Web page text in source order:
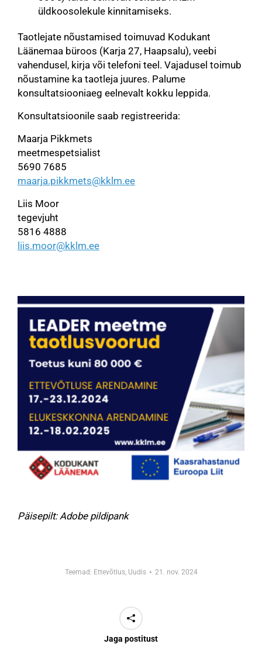
üldkoosolekule kinnitamiseks.
Taotlejate nõustamised toimuvad Kodukant
Läänemaa büroos (Karja 27, Haapsalu), veebi
vahendusel, kirja või telefoni teel. Vajadusel toimub
nõustamine ka taotleja juures. Palume
konsultatsiooniaeg eelnevalt kokku leppida.
Konsultatsioonile saab registreerida:
Maarja Pikkmets
meetmespetsialist
5690 7685
maarja.pikkmets@kklm.ee
Liis Moor
tegevjuht
5816 4888
liis.moor@kklm.ee
Päisepilt: Adobe pildipank
Teemad: Ettevõtlus, Uudis 21. nov. 2024
Jaga postitust